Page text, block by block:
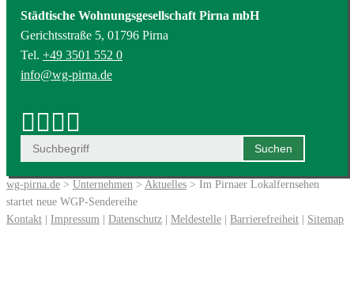
Städtische Wohnungsgesellschaft Pirna mbH
Gerichtsstraße 5, 01796 Pirna
Tel. +49 3501 552 0
info@wg-pirna.de
wg-pirna.de > Unternehmen > Aktuelles > Im Pirnaer Lokalfernsehen
startet neue WGP-Sendereihe
Kontakt | Impressum | Datenschutz | Meldestelle | Barrierefreiheit | Sitemap